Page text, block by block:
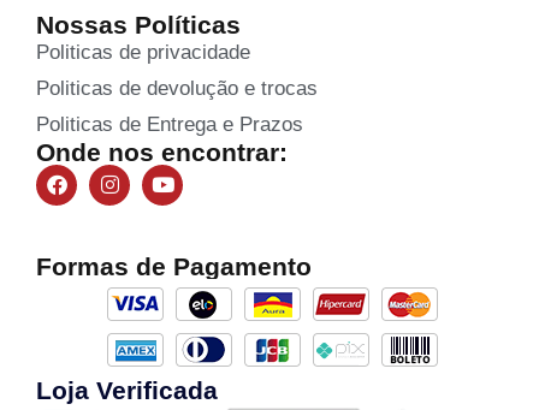
Nossas Políticas
Politicas de privacidade
Politicas de devolução e trocas
Politicas de Entrega e Prazos
Onde nos encontrar:
Formas de Pagamento
Loja Verificada